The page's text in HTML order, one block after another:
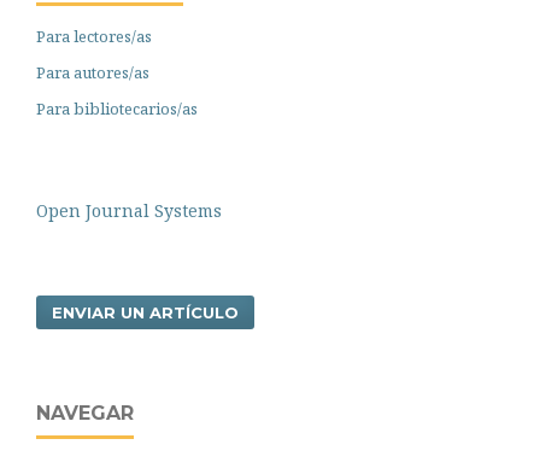
Para lectores/as
Para autores/as
Para bibliotecarios/as
Open Journal Systems
ENVIAR UN ARTÍCULO
NAVEGAR